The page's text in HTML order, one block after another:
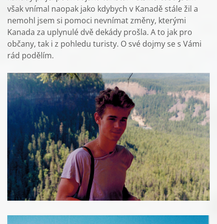
však vnímal naopak jako kdybych v Kanadě stále žil a
nemohl jsem si pomoci nevnímat změny, kterými
Kanada za uplynulé dvě dekády prošla. A to jak pro
občany, tak i z pohledu turisty. O své dojmy se s Vámi
rád podělím.